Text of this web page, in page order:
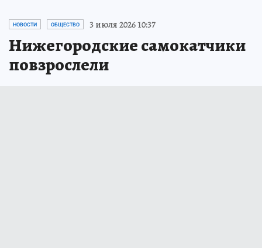
НОВОСТИ ОБЩЕСТВО 3 июля 2026 10:37
Нижегородские самокатчики
повзрослели